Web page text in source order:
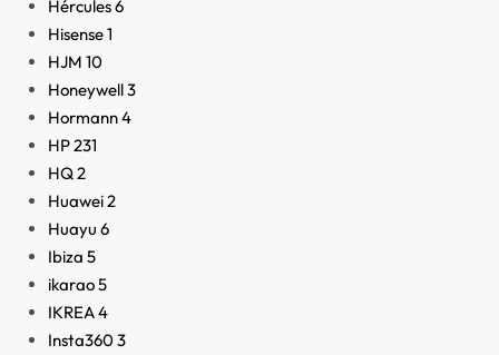
Hércules6
Hisense1
HJM 10
Honeywell3
Hormann4
HP231
HQ2
Huawei2
Huayu 6
Ibiza 5
ikarao5
IKREA4
Insta3603